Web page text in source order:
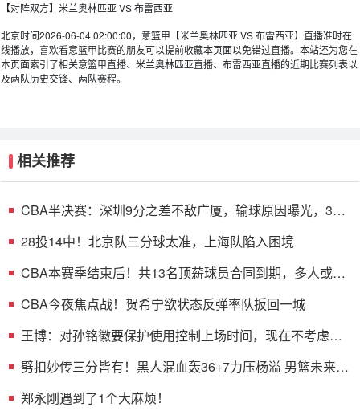
【对阵双方】 米兰奥林匹亚 VS 布雷西亚
北京时间2026-06-04 02:00:00，意篮甲【米兰奥林匹亚 VS 布雷西亚】直播准时在
线播放，喜欢看意篮甲比赛的朋友可以提前收藏本页面以免错过直播。本站还为您在
本页面索引了相关意篮甲直播、米兰奥林匹亚直播、布雷西亚直播的近期比赛列表以
及两队历史交锋、两队赛程。
相关推荐
CBA半决赛：深圳9分之差不敌广厦，输球原因曝光，3人
28投14中！北京队三分球太准，上海队陷入困境
CBA本赛季结束后！共13名顶薪球员合同到期，多人或遭
CBA今夜焦点战！贺希宁欲状态反弹率队扳回一城
王博：对孙铭徽要保护使用控制上场时间，现在不考虑总
劈扣妙传三分皆有！黑人混血轰36+7力压杨溢 男篮未来十
郑永刚遇到了1个大麻烦！